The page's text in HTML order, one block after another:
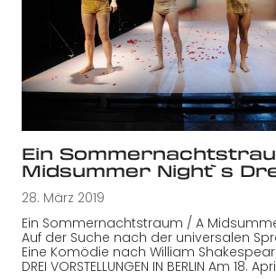
Ein
Midsummer Night`s
28. März 2019
Ein Sommernachtstraum / A
Auf der Suche nach der universalen
Eine Komödie nach William Shakespeare
DREI VORSTELLUNGEN IN BERLIN Am 18.